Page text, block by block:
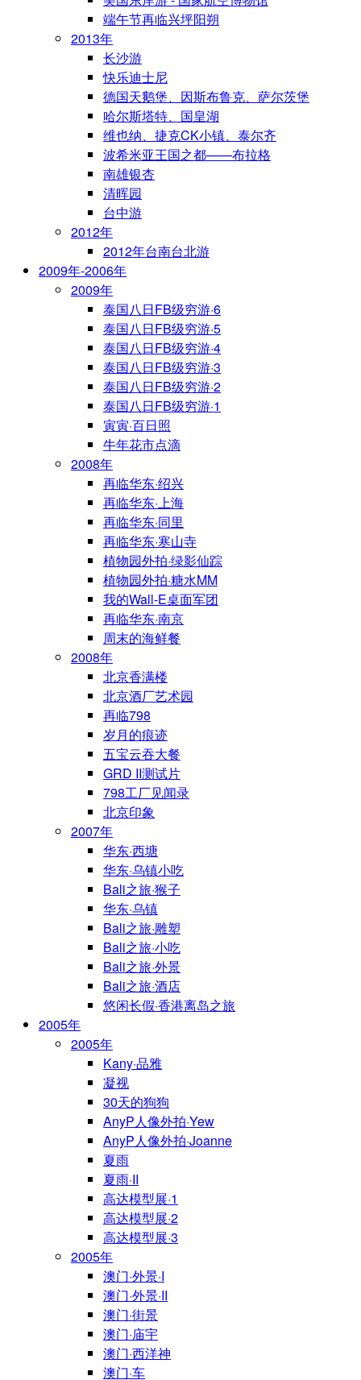
端午节再临兴坪阳朔
2013年
长沙游
快乐迪士尼
德国天鹅堡、因斯布鲁克、萨尔茨堡
哈尔斯塔特、国皇湖
维也纳、捷克CK小镇、泰尔齐
波希米亚王国之都——布拉格
南雄银杏
清晖园
台中游
2012年
2012年台南台北游
2009年-2006年
2009年
泰国八日FB级穷游·6
泰国八日FB级穷游·5
泰国八日FB级穷游·4
泰国八日FB级穷游·3
泰国八日FB级穷游·2
泰国八日FB级穷游·1
寅寅·百日照
牛年花市点滴
2008年
再临华东·绍兴
再临华东·上海
再临华东·同里
再临华东·寒山寺
植物园外拍·绿影仙踪
植物园外拍·糖水MM
我的Wall-E桌面军团
再临华东·南京
周末的海鲜餐
2008年
北京香满楼
北京酒厂艺术园
再临798
岁月的痕迹
五宝云吞大餐
GRD II测试片
798工厂见闻录
北京印象
2007年
华东·西塘
华东·乌镇小吃
Bali之旅·猴子
华东·乌镇
Bali之旅·雕塑
Bali之旅·小吃
Bali之旅·外景
Bali之旅·酒店
悠闲长假·香港离岛之旅
2005年
2005年
Kany·品雅
凝视
30天的狗狗
AnyP人像外拍·Yew
AnyP人像外拍·Joanne
夏雨
夏雨·II
高达模型展·1
高达模型展·2
高达模型展·3
2005年
澳门·外景·I
澳门·外景·II
澳门·街景
澳门·庙宇
澳门·西洋神
澳门·车